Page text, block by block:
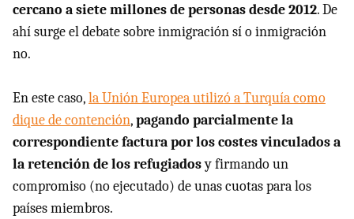
cercano a siete millones de personas desde 2012. De
ahí surge el debate sobre inmigración sí o inmigración
no.
En este caso,la Unión Europea utilizó a Turquía como
dique de contención,pagando parcialmente la
correspondiente factura por los costes vinculados a
la retención de los refugiadosy firmando un
compromiso (no ejecutado) de unas cuotas para los
países miembros.